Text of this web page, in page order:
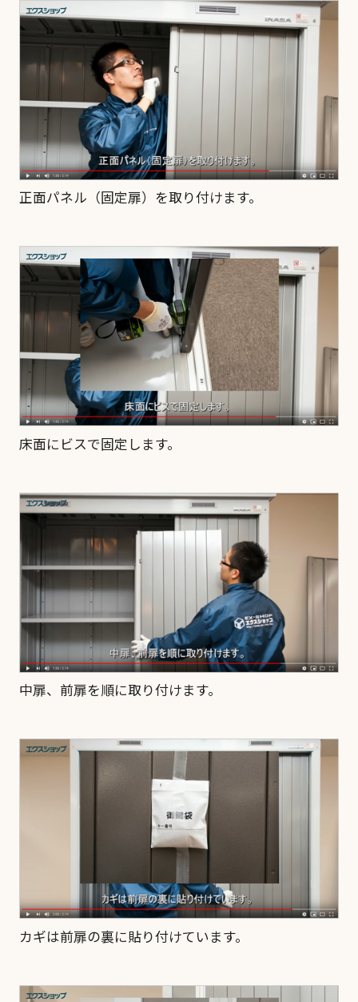
正面パネル（固定扉）を取り付けます。
床面にビスで固定します。
中扉、前扉を順に取り付けます。
カギは前扉の裏に貼り付けています。